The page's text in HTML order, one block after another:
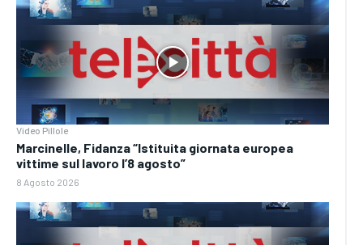
Video Pillole
Marcinelle, Fidanza “Istituita giornata europea
vittime sul lavoro l’8 agosto”
8 Agosto 2026